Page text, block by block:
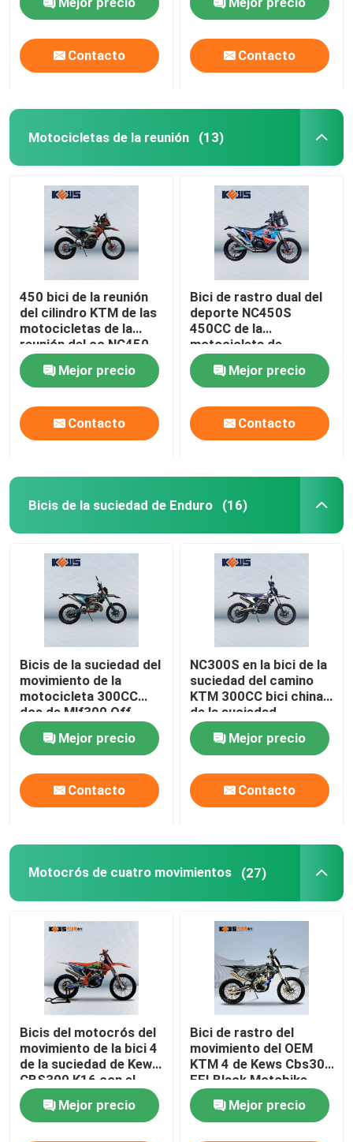
Enduro del movimiento
de Kews dos
Contacto Contacto
Motocicletas de la reunión (13)
450 bici de la reunión
del cilindro KTM de las
motocicletas de la
reunión del cc NC450
sola
Mejor precio
Contacto
Bici de rastro dual del
deporte NC450S
450CC de la
motocicleta de
Kawasaki 450CC
Mejor precio
Contacto
Bicis de la suciedad de Enduro (16)
Bicis de la suciedad del
movimiento de la
motocicleta 300CC
dos de Mlf300 Off
Road con el sistema
eléctrico del comienzo
Mejor precio
Contacto
NC300S en la bici de la
suciedad del camino
KTM 300CC bici china
de la suciedad
Mejor precio
Contacto
Motocrós de cuatro movimientos (27)
Bicis del motocrós del
movimiento de la bici 4
de la suciedad de Kews
CBS300 K16 con el
freno de disco
Mejor precio
Bici de rastro del
movimiento del OEM
KTM 4 de Kews Cbs300
EFI Black Motobike
Mejor precio